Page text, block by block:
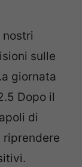
sulle
giornata
Dopo il
di
riprendere